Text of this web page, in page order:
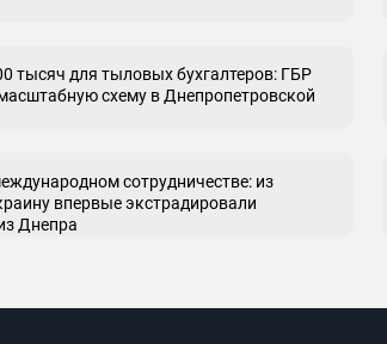
тысяч для тыловых бухгалтеров: ГБР
схему в Днепропетровской
сотрудничестве: из
впервые экстрадировали
Днепра